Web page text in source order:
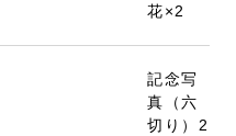
花×2
記念写
真（六
切り）2